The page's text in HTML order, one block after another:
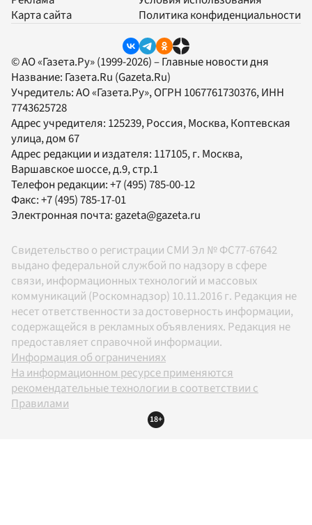
Карта сайта
Политика конфиденциальности
© АО «Газета.Ру» (1999-2026) – Главные новости дня
Название: Газета.Ru (Gazeta.Ru)
Учредитель:АО «Газета.Ру», ОГРН 1067761730376, ИНН
7743625728
Адрес учредителя: 125239, Россия, Москва, Коптевская
улица, дом 67
Адрес редакции и издателя: 117105, г. Москва,
Варшавское шоссе, д.9, стр.1
Телефон редакции:+7 (495) 785-00-12
Факс:+7 (495) 785-17-01
Электронная почта: gazeta@gazeta.ru
Свидетельство о регистрации СМИ Эл № ФС77-67642
выдано федеральной службой по надзору в сфере
связи, информационных технологий и массовых
коммуникаций (Роскомнадзор) 10.11.2016 г. Редакция не
несет ответственности за достоверность информации,
содержащейся в рекламных объявлениях. Редакция не
предоставляет справочной информации.
Информация об ограничениях
На информационном ресурсе применяются
рекомендательные технологии в соответствии с
Правилами
18+